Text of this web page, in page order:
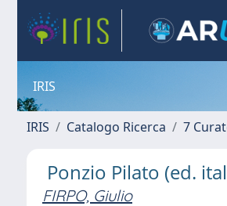
IRIS
IRIS Catalogo Ricerca 7
Ponzio Pilato (ed.
FIRPO, Giulio